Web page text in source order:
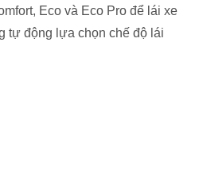
Eco và Eco Pro để lái xe
tự động lựa chọn chế độ lái